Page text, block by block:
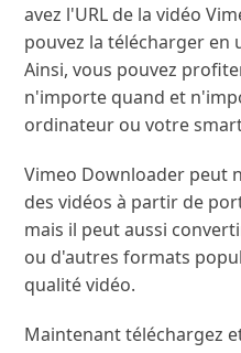
avez l'URL de la vidéo
pouvez la télécharger en
Ainsi, vous pouvez
n'importe quand et
ordinateur ou votre
Vimeo Downloader peut
des vidéos à partir de
mais il peut aussi
ou d'autres formats
qualité vidéo.
Maintenant téléchargez